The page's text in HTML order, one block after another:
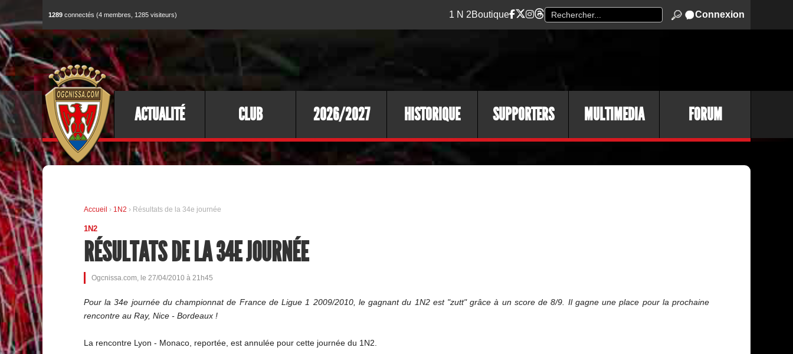
1289 connectés (4 membres, 1285 visiteurs) 1 N 2Boutique Connexion
ACTUALITÉ CLUB 2026/2027 HISTORIQUE SUPPORTERS MULTIMEDIA FORUM
Accueil › 1N2 › Résultats de la 34e journée
1N2
RÉSULTATS DE LA 34E JOURNÉE
Ogcnissa.com, le 27/04/2010 à 21h45
Pour la 34e journée du championnat de France de Ligue 1 2009/2010, le gagnant du 1N2 est "zutt" grâce à un score de 8/9. Il gagne une place pour la prochaine
rencontre au Ray, Nice - Bordeaux !
La rencontre Lyon - Monaco, reportée, est annulée pour cette journée du 1N2.